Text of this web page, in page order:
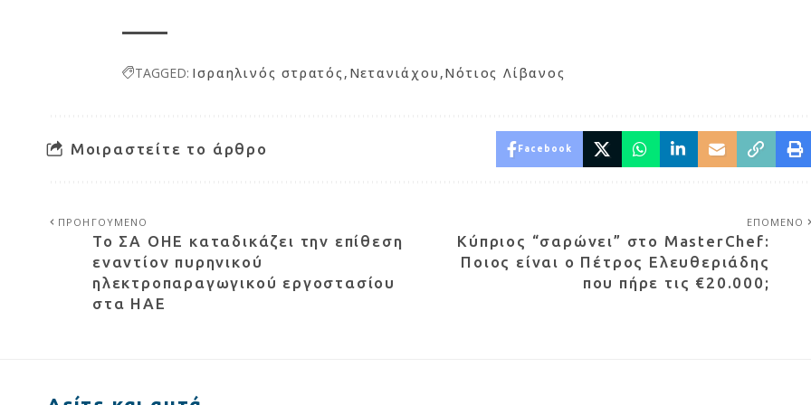
TAGGED: Ισραηλινός στρατός Νετανιάχου Νότιος Λίβανος
Μοιραστείτε το άρθρο Facebook
ΠΡΟΗΓΟΥΜΕΝΟ
Το ΣΑ ΟΗΕ καταδικάζει την επίθεση
εναντίον πυρηνικού
ηλεκτροπαραγωγικού εργοστασίου
στα ΗΑΕ
ΕΠΟΜΕΝΟ
Κύπριος “σαρώνει” στο MasterChef:
Ποιος είναι ο Πέτρος Ελευθεριάδης
που πήρε τις €20.000;